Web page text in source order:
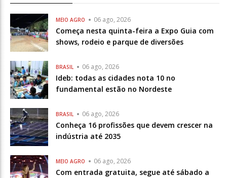
MEIO AGRO 06 ago, 2026
Começa nesta quinta-feira a Expo Guia com
shows, rodeio e parque de diversões
BRASIL 06 ago, 2026
Ideb: todas as cidades nota 10 no
fundamental estão no Nordeste
BRASIL 06 ago, 2026
Conheça 16 profissões que devem crescer na
indústria até 2035
MEIO AGRO 06 ago, 2026
Com entrada gratuita, segue até sábado a